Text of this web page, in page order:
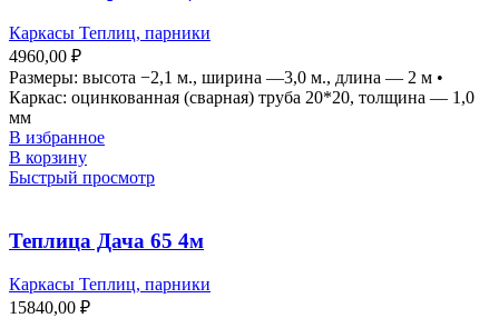
Каркасы Теплиц, парники
4960,00 ₽
Размеры: высота −2,1 м., ширина —3,0 м., длина — 2 м •
Каркас: оцинкованная (сварная) труба 20*20, толщина — 1,0
мм
В избранное
В корзину
Быстрый просмотр
Теплица Дача 65 4м
Каркасы Теплиц, парники
15840,00 ₽